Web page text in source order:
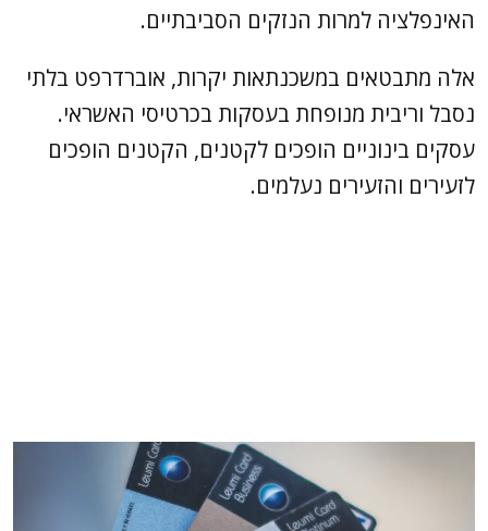
האינפלציה למרות הנזקים הסביבתיים.
אלה מתבטאים במשכנתאות יקרות, אוברדרפט בלתי
נסבל וריבית מנופחת בעסקות בכרטיסי האשראי.
עסקים בינוניים הופכים לקטנים, הקטנים הופכים
לזעירים והזעירים נעלמים.